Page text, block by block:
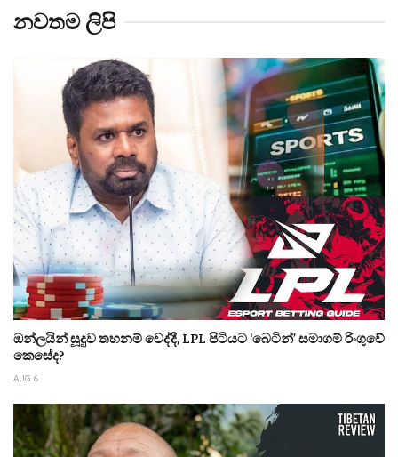
නවතම ලිපි
ඔන්ලයින් සූදුව තහනම් වෙද්දී, LPL පිටියට ‘බෙටින්’ සමාගම් රිංගුවේ
කෙසේද?
AUG 6